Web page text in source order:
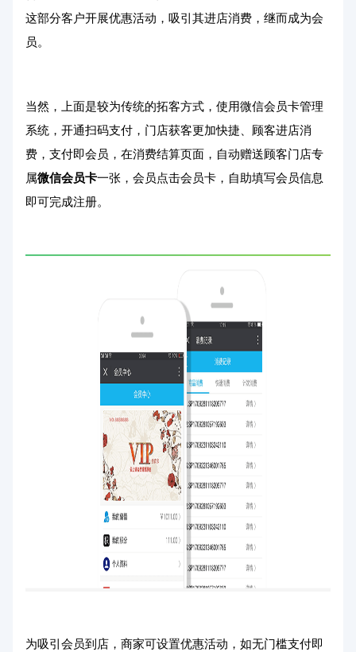
这部分客户开展优惠活动，吸引其进店消费，继而成为会
员。
当然，上面是较为传统的拓客方式，使用微信会员卡管理
系统，开通扫码支付，门店获客更加快捷、顾客进店消
费，支付即会员，在消费结算页面，自动赠送顾客门店专
属微信会员卡一张，会员点击会员卡，自助填写会员信息
即可完成注册。
为吸引会员到店，商家可设置优惠活动，如无门槛支付即